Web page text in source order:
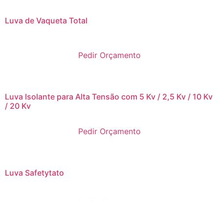
Luva de Vaqueta Total
Pedir Orçamento
Luva Isolante para Alta Tensão com 5 Kv / 2,5 Kv / 10 Kv
/ 20 Kv
Pedir Orçamento
Luva Safetytato